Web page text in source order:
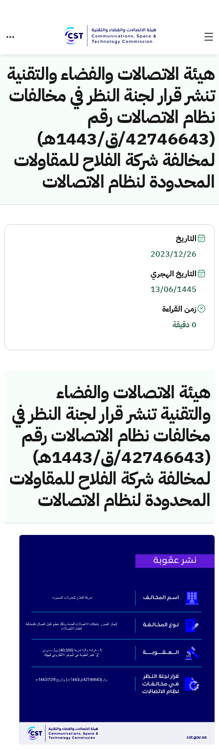
هيئة الاتصالات والفضاء والتقنية
تنشر قرار لجنة النظر في مخالفات
نظام الاتصالات رقم
(42746643/ق/1443هـ)
لمخالفة شركة الفلاح للمقاولات
المحدودة لنظام الاتصالات
هيئة الاتصالات والفضاء
والتقنية تنشر قرار لجنة النظر في
مخالفات نظام الاتصالات رقم
(42746643/ق/1443هـ)
لمخالفة شركة الفلاح للمقاولات
المحدودة لنظام الاتصالات
التاريخ
2023/12/26
التاريخ الهجري
13/06/1445
زمن القراءة
0 دقيقة